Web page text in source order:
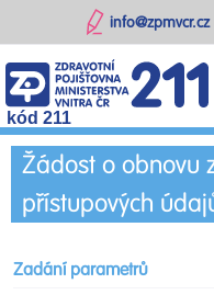
info@zpmvcr.cz
kód 211
Žádost o obnovu
přístupových
Zadání parametrů